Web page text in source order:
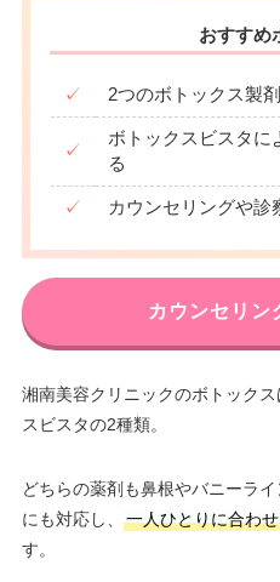
おすすめ
✓ 2つのボトックス製
✓
ボトックスビスタに
る
✓ カウンセリングや診
カウンセリン
湘南美容クリニックのボトック
スビスタの2種類。
どちらの薬剤も鼻根やバニーラ
にも対応し、
一人ひとりに合わ
す。